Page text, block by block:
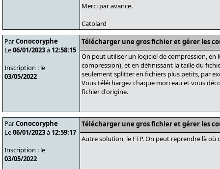
Merci par avance.
Catolard
ParConocoryphe
Le06/01/2023à 12:58:15
Inscription : le
03/05/2022
Télécharger une gros fichier et gérer les
On peut utiliser un logiciel de compression, en
compression), et en définissant la taille du
seulement splitter en fichiers plus petits, par
Vous téléchargez chaque morceau et vous
fichier d'origine.
ParConocoryphe
Le06/01/2023à 12:59:17
Inscription : le
03/05/2022
Télécharger une gros fichier et gérer les
Autre solution, le FTP. On peut reprendre là où